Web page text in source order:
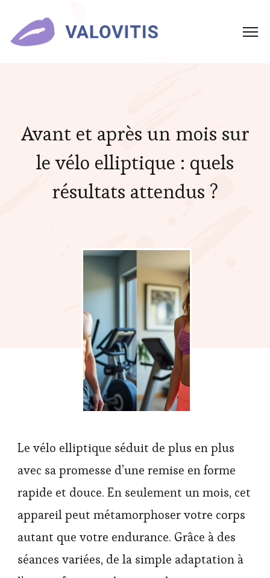
Avant et après un mois sur
le vélo elliptique : quels
résultats attendus ?
Le vélo elliptique séduit de plus en plus
avec sa promesse d’une remise en forme
rapide et douce. En seulement un mois, cet
appareil peut métamorphoser votre corps
autant que votre endurance. Grâce à des
séances variées, de la simple adaptation à